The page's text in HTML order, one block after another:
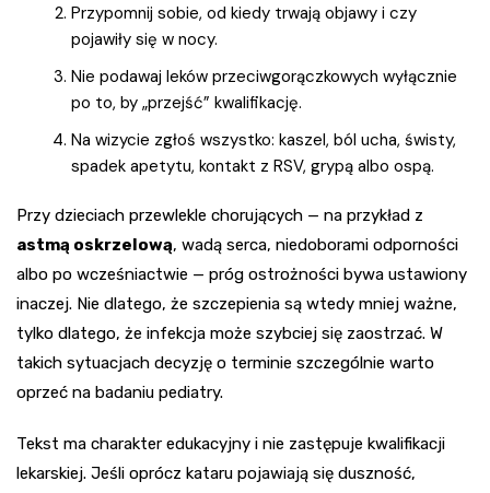
Przypomnij sobie, od kiedy trwają objawy i czy
pojawiły się w nocy.
Nie podawaj leków przeciwgorączkowych wyłącznie
po to, by „przejść” kwalifikację.
Na wizycie zgłoś wszystko: kaszel, ból ucha, świsty,
spadek apetytu, kontakt z RSV, grypą albo ospą.
Przy dzieciach przewlekle chorujących — na przykład z
astmą oskrzelową, wadą serca, niedoborami odporności
albo po wcześniactwie — próg ostrożności bywa ustawiony
inaczej. Nie dlatego, że szczepienia są wtedy mniej ważne,
tylko dlatego, że infekcja może szybciej się zaostrzać. W
takich sytuacjach decyzję o terminie szczególnie warto
oprzeć na badaniu pediatry.
Tekst ma charakter edukacyjny i nie zastępuje kwalifikacji
lekarskiej. Jeśli oprócz kataru pojawiają się duszność,